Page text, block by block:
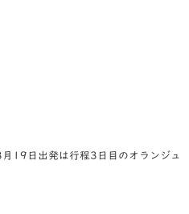
19日出発は行程3日目のオランジュ